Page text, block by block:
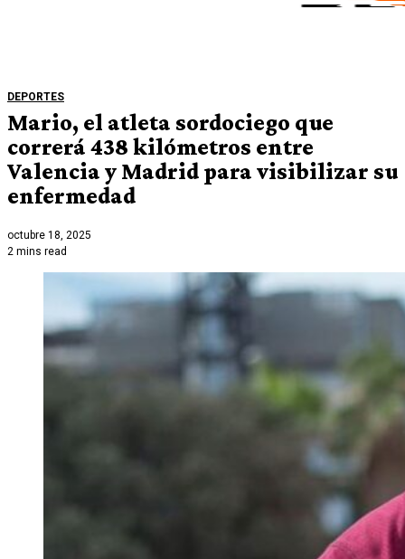
DEPORTES
Mario, el atleta sordociego que
correrá 438 kilómetros entre
Valencia y Madrid para visibilizar su
enfermedad
octubre 18, 2025
2 mins read